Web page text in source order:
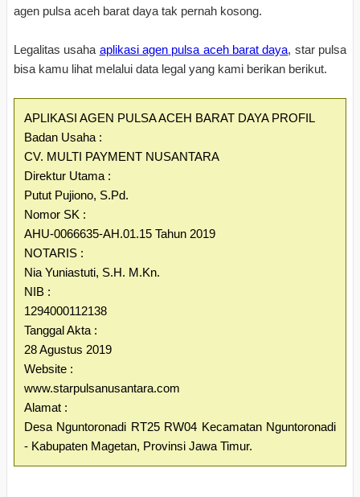
agen pulsa aceh barat daya tak pernah kosong.
Legalitas usaha aplikasi agen pulsa aceh barat daya, star pulsa
bisa kamu lihat melalui data legal yang kami berikan berikut.
APLIKASI AGEN PULSA ACEH BARAT DAYA PROFIL
Badan Usaha :
CV. MULTI PAYMENT NUSANTARA
Direktur Utama :
Putut Pujiono, S.Pd.
Nomor SK :
AHU-0066635-AH.01.15 Tahun 2019
NOTARIS :
Nia Yuniastuti, S.H. M.Kn.
NIB :
1294000112138
Tanggal Akta :
28 Agustus 2019
Website :
www.starpulsanusantara.com
Alamat :
Desa Nguntoronadi RT25 RW04 Kecamatan Nguntoronadi
- Kabupaten Magetan, Provinsi Jawa Timur.